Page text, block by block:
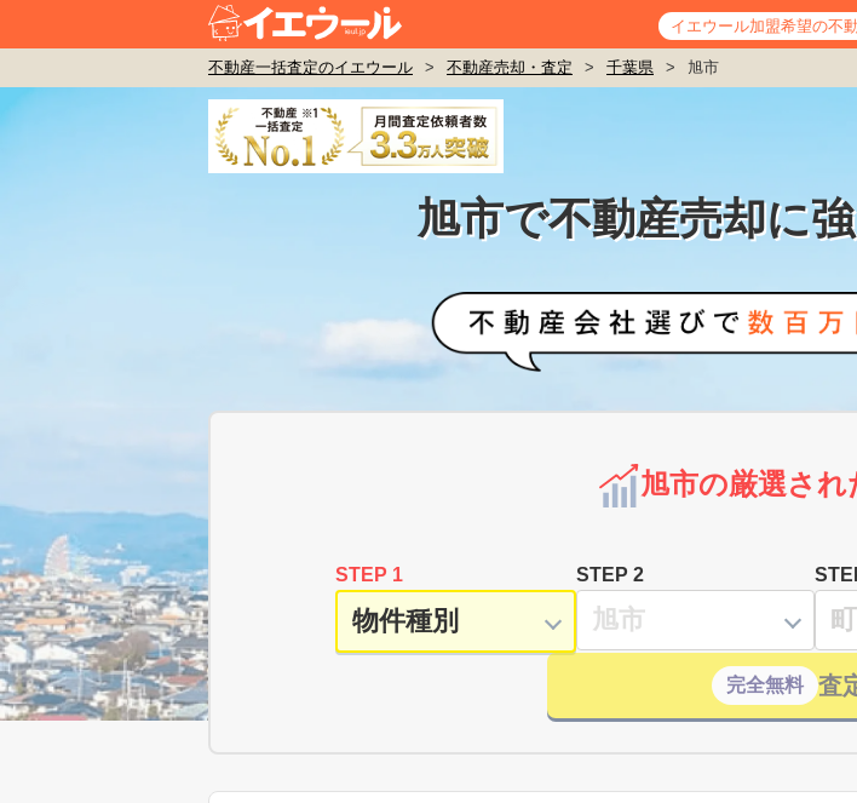
イエウール加盟希望の不
不動産一括査定のイエウール > 不動産売却・査定 > 千葉県 > 旭市
旭市で不動産売却に
旭市の厳選され
STEP 1 STEP 2
完全無料 査